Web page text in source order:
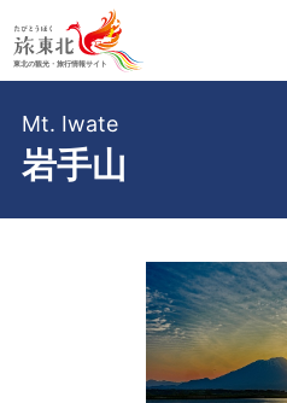
岩手山
Mt. Iwate